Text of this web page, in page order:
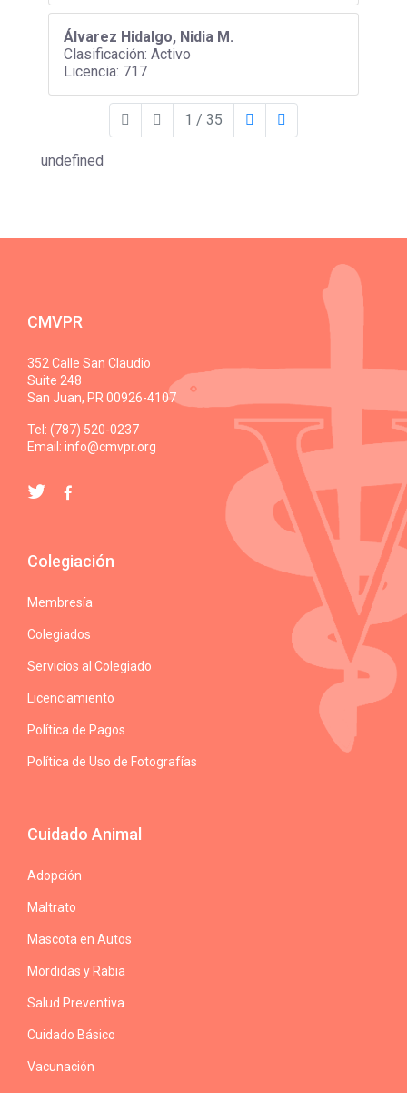
CMVPR
352 Calle San Claudio
Suite 248
San Juan, PR 00926-4107
Tel: (787) 520-0237
Email: info@cmvpr.org
Colegiación
Membresía
Colegiados
Servicios al Colegiado
Licenciamiento
Política de Pagos
Política de Uso de Fotografías
Cuidado Animal
Adopción
Maltrato
Mascota en Autos
Mordidas y Rabia
Salud Preventiva
Cuidado Básico
Vacunación